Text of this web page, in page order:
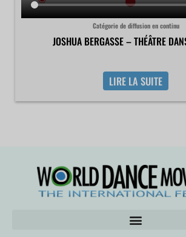
Catégorie de diffusion en continu
JOSHUA BERGASSE – THÉÂTRE
LIRE LA SUITE